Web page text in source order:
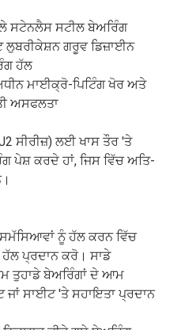
ਸਟੇਨਲੈਸ ਸਟੀਲ ਬੇਅਰਿੰਗ
ਲੁਬਰੀਕੇਸ਼ਨ ਗਰੂਵ ਡਿਜ਼ਾਈਨ
ਹੱਲ
ਮਾਈਕ੍ਰੋ-ਪਿਟਿੰਗ ਖੋਰ ਅਤੇ
ਅਸਫਲਤਾ
ਸੀਰੀਜ਼) ਲਈ ਖਾਸ ਤੌਰ 'ਤੇ
ਪੇਸ਼ ਕਰਦੇ ਹਾਂ, ਜਿਸ ਵਿੱਚ ਅਤਿ-
ਸਮੱਸਿਆਵਾਂ ਨੂੰ ਹੱਲ ਕਰਨ ਵਿੱਚ
ਪ੍ਰਦਾਨ ਕਰੋ। ਸਾਡੇ
ਤੁਹਾਡੇ ਬੇਅਰਿੰਗਾਂ ਦੇ ਆਮ
ਜਾਂ ਸਾਈਟ 'ਤੇ ਸਹਾਇਤਾ ਪ੍ਰਦਾਨ